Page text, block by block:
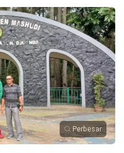
Perbesar